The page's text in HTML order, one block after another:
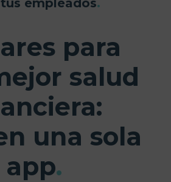
para
salud
una sola
app.